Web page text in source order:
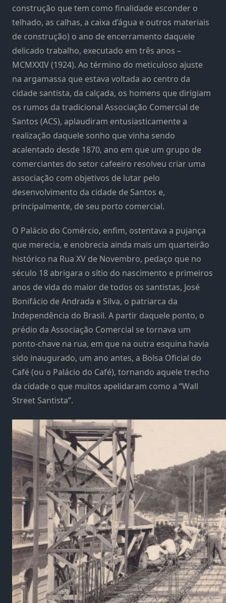
construção que tem como finalidade esconder o
telhado, as calhas, a caixa d’água e outros materiais
de construção) o ano de encerramento daquele
delicado trabalho, executado em três anos –
MCMXXIV (1924). Ao término do meticuloso ajuste
na argamassa que estava voltada ao centro da
cidade santista, da calçada, os homens que dirigiam
os rumos da tradicional Associação Comercial de
Santos (ACS), aplaudiram entusiasticamente a
realização daquele sonho que vinha sendo
acalentado desde 1870, ano em que um grupo de
comerciantes do setor cafeeiro resolveu criar uma
associação com objetivos de lutar pelo
desenvolvimento da cidade de Santos e,
principalmente, de seu porto comercial.
O Palácio do Comércio, enfim, ostentava a pujança
que merecia, e enobrecia ainda mais um quarteirão
histórico na Rua XV de Novembro, pedaço que no
século 18 abrigara o sítio do nascimento e primeiros
anos de vida do maior de todos os santistas, José
Bonifácio de Andrada e Silva, o patriarca da
Independência do Brasil. A partir daquele ponto, o
prédio da Associação Comercial se tornava um
ponto-chave na rua, em que na outra esquina havia
sido inaugurado, um ano antes, a Bolsa Oficial do
Café (ou o Palácio do Café), tornando aquele trecho
da cidade o que muitos apelidaram como a “Wall
Street Santista”.